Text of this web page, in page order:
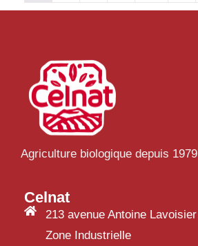
Agriculture biologique depuis 1979
Celnat
213 avenue Antoine Lavoisier
Zone Industrielle